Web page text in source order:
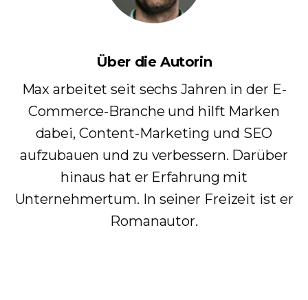
Über die Autorin
Max arbeitet seit sechs Jahren in der E-
Commerce-Branche und hilft Marken
dabei, Content-Marketing und SEO
aufzubauen und zu verbessern. Darüber
hinaus hat er Erfahrung mit
Unternehmertum. In seiner Freizeit ist er
Romanautor.